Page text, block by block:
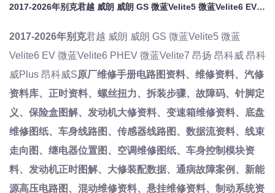
2017-2026年别克君越 威朗 威朗 GS 微蓝Velite5 微蓝Velite6 EV 微蓝Velite6 PHEV 微蓝Velite7 昂扬 昂科威 昂科威Plus 昂科威S原厂维修手册电路图资料、维修资料、汽修资料库、正时资料、螺丝扭力、拆装步骤、故障码、针脚定义、保险盒图解、发动机大修资料、变速箱维修资料、底盘维修图纸、车身线路图、传感器线路图、数据流资料、线束走向图、继电器位置图、空
2017-2026年别克君越 威朗 威朗 GS 微蓝Velite5 微蓝
Velite6 EV 微蓝Velite6 PHEV 微蓝Velite7 昂扬 昂科威 昂科
威Plus 昂科威S原厂维修手册电路图资料、维修资料、汽修
资料库、正时资料、螺丝扭力、拆装步骤、故障码、针脚定
义、保险盒图解、发动机大修资料、变速箱维修资料、底盘
维修图纸、车身线路图、传感器线路图、数据流资料、线束
走向图、继电器位置图、空调维修图纸、车身控制模块资
料、发动机正时图解、大修装配数据、通病故障案例、新能
源高压电路图、混动维修资料、悬挂维修资料、制动系统资